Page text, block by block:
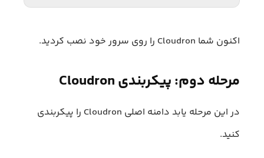
اکنون شما Cloudron را روی سرور خود نصب کردید.
مرحله دوم: پیکربندی Cloudron
در این مرحله یابد دامنه اصلی Cloudron را پیکربندی
کنید.